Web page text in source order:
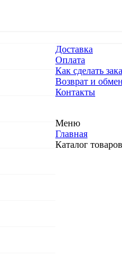
Доставка
Оплата
Как сделать
Возврат и обмен
Контакты
Меню
Главная
Каталог товаров